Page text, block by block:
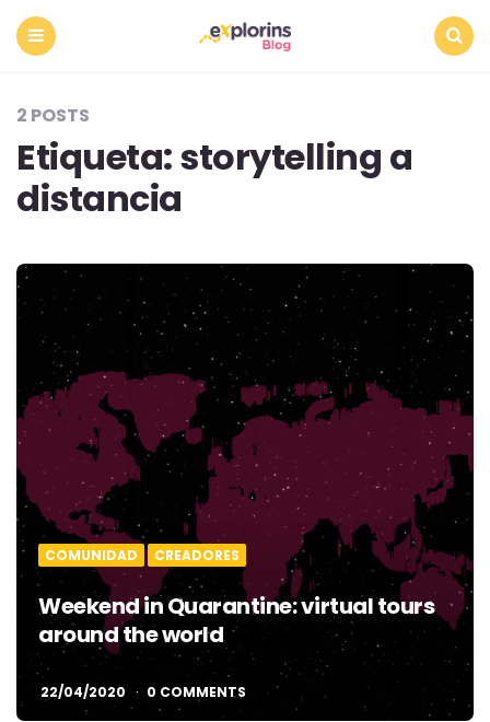
2 POSTS
Etiqueta:storytelling a
distancia
COMUNIDAD CREADORES
Weekend in Quarantine: virtual tours
around the world
22/04/2020 0 COMMENTS